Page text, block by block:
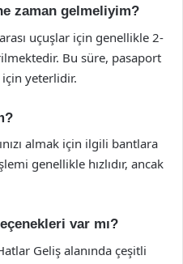
zaman gelmeliyim?
uçuşlar için genellikle 2-
Bu süre, pasaport
yeterlidir.
almak için ilgili bantlara
genellikle hızlıdır, ancak
var mı?
Geliş alanında çeşitli